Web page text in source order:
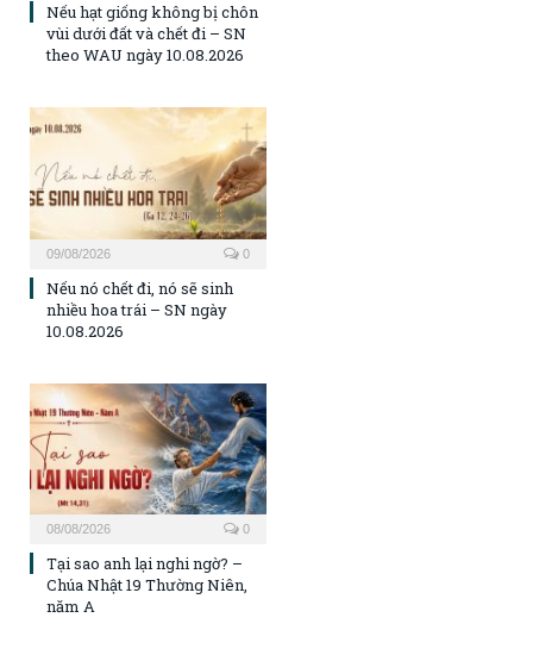
Nếu hạt giống không bị chôn
vùi dưới đất và chết đi – SN
theo WAU ngày 10.08.2026
09/08/2026 0
Nếu nó chết đi, nó sẽ sinh
nhiều hoa trái – SN ngày
10.08.2026
08/08/2026 0
Tại sao anh lại nghi ngờ? –
Chúa Nhật 19 Thường Niên,
năm A